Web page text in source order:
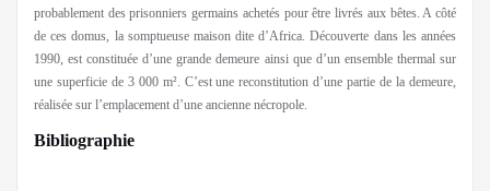
probablement des prisonniers germains achetés pour être livrés aux bêtes. A côté
de ces domus, la somptueuse maison dite d’Africa. Découverte dans les années
1990, est constituée d’une grande demeure ainsi que d’un ensemble thermal sur
une superficie de 3 000 m². C’est une reconstitution d’une partie de la demeure,
réalisée sur l’emplacement d’une ancienne nécropole.
Bibliographie